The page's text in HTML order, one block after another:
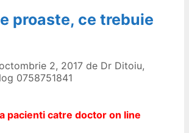
proaste, ce trebuie
2, 2017 de Dr Ditoiu,
0758751841
pacienti catre doctor on line